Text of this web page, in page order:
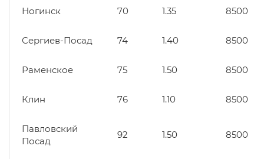
Ногинск 70 1.35 8500
Сергиев-Посад 74 1.40 8500
Раменское 75 1.50 8500
Клин 76 1.10 8500
Павловский
Посад
92 1.50 8500